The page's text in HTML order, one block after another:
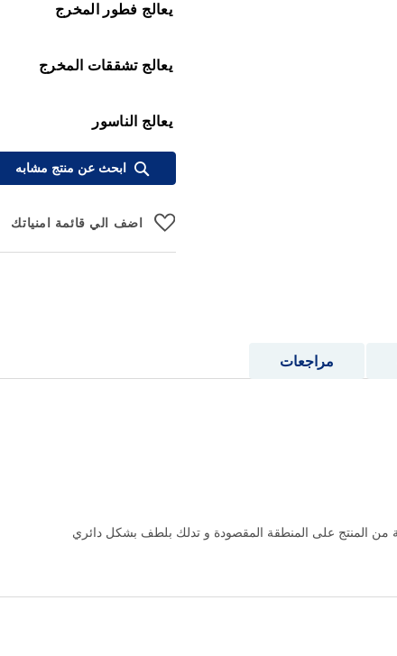
يعالج فطور المخرج
يعالج تشققات المخرج
يعالج الناسور
ابحث عن منتج مشابه
اضف الي قائمة امنياتك
مراجعات